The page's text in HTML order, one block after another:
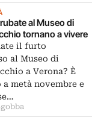
al Museo di
tornano a vivere
il furto
al Museo di
a Verona? È
a metà novembre e